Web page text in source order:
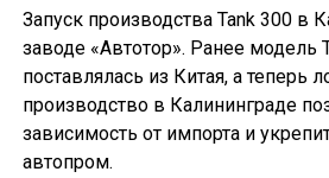
Запуск производства Tank 300 в
заводе «Автотор». Ранее модель
поставлялась из Китая, а теперь
производство в Калининграде
зависимость от импорта и
автопром.